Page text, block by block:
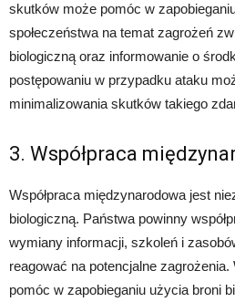
skutków może pomóc w
społeczeństwa na temat zagrożeń
biologiczną oraz informowanie o
postępowaniu w przypadku ataku
minimalizowania skutków takiego
3. Współpraca
Współpraca międzynarodowa jest
biologiczną. Państwa powinny
wymiany informacji, szkoleń i
reagować na potencjalne
pomóc w zapobieganiu użycia broni